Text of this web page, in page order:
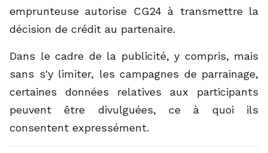
emprunteuse autorise CG24 à transmettre la
décision de crédit au partenaire.
Dans le cadre de la publicité, y compris, mais
sans s'y limiter, les campagnes de parrainage,
certaines données relatives aux participants
peuvent être divulguées, ce à quoi ils
consentent expressément.